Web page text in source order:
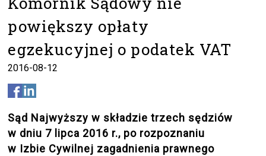
powiększy opłaty
egzekucyjnej o podatek VAT
2016-08-12
Sąd Najwyższy w składzie trzech sędziów
w dniu 7 lipca 2016 r., po rozpoznaniu
w Izbie Cywilnej zagadnienia prawnego